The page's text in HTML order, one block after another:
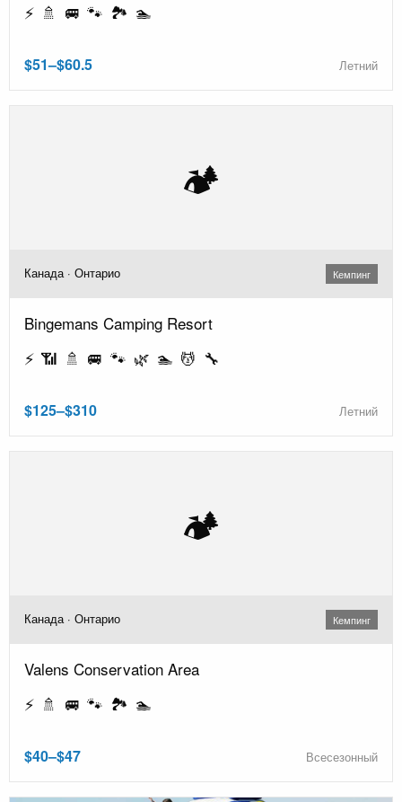
⚡ 🚿 🚐 🐾 🏞️ 🏊
$51–$60.5 Летний
🏕️
Канада · Онтарио Кемпинг
Bingemans Camping Resort
⚡ 📶 🚿 🚐 🐾 🌿 🏊 💆 🔧
$125–$310 Летний
🏕️
Канада · Онтарио Кемпинг
Valens Conservation Area
⚡ 🚿 🚐 🐾 🏞️ 🏊
$40–$47 Всесезонный